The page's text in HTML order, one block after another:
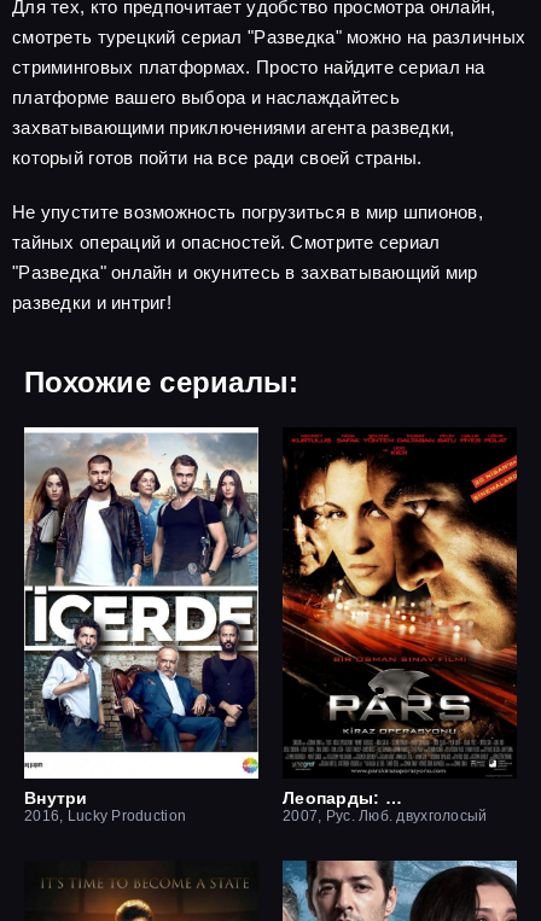
Для тех, кто предпочитает удобство просмотра онлайн,
смотреть турецкий сериал "Разведка" можно на различных
стриминговых платформах. Просто найдите сериал на
платформе вашего выбора и наслаждайтесь
захватывающими приключениями агента разведки,
который готов пойти на все ради своей страны.
Не упустите возможность погрузиться в мир шпионов,
тайных операций и опасностей. Смотрите сериал
"Разведка" онлайн и окунитесь в захватывающий мир
разведки и интриг!
Похожие сериалы:
Внутри
2016, Lucky Production
Леопарды: Операция вишня
2007, Рус. Люб. двухголосый